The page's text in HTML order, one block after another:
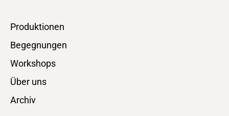
Produktionen
Begegnungen
Workshops
Über uns
Archiv